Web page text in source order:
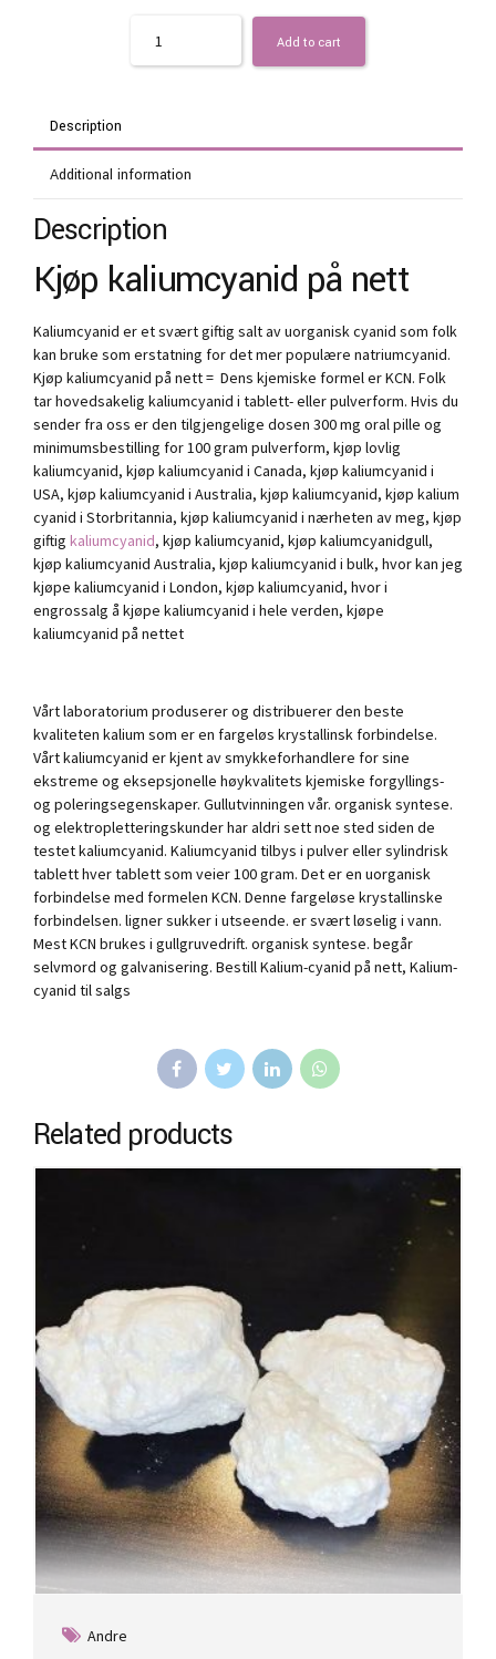
Add to cart
Description
Additional information
Description
Kjøp kaliumcyanid på nett
Kaliumcyanid er et svært giftig salt av uorganisk cyanid som folk
kan bruke som erstatning for det mer populære natriumcyanid.
Kjøp kaliumcyanid på nett = Dens kjemiske formel er KCN. Folk
tar hovedsakelig kaliumcyanid i tablett- eller pulverform. Hvis du
sender fra oss er den tilgjengelige dosen 300 mg oral pille og
minimumsbestilling for 100 gram pulverform, kjøp lovlig
kaliumcyanid, kjøp kaliumcyanid i Canada, kjøp kaliumcyanid i
USA, kjøp kaliumcyanid i Australia, kjøp kaliumcyanid, kjøp kalium
cyanid i Storbritannia, kjøp kaliumcyanid i nærheten av meg, kjøp
giftig kaliumcyanid, kjøp kaliumcyanid, kjøp kaliumcyanidgull,
kjøp kaliumcyanid Australia, kjøp kaliumcyanid i bulk, hvor kan jeg
kjøpe kaliumcyanid i London, kjøp kaliumcyanid, hvor i
engrossalg å kjøpe kaliumcyanid i hele verden, kjøpe
kaliumcyanid på nettet
Vårt laboratorium produserer og distribuerer den beste
kvaliteten kalium som er en fargeløs krystallinsk forbindelse.
Vårt kaliumcyanid er kjent av smykkeforhandlere for sine
ekstreme og eksepsjonelle høykvalitets kjemiske forgyllings-
og poleringsegenskaper. Gullutvinningen vår. organisk syntese.
og elektropletteringskunder har aldri sett noe sted siden de
testet kaliumcyanid. Kaliumcyanid tilbys i pulver eller sylindrisk
tablett hver tablett som veier 100 gram. Det er en uorganisk
forbindelse med formelen KCN. Denne fargeløse krystallinske
forbindelsen. ligner sukker i utseende. er svært løselig i vann.
Mest KCN brukes i gullgruvedrift. organisk syntese. begår
selvmord og galvanisering. Bestill Kalium-cyanid på nett, Kalium-
cyanid til salgs
Related products
Andre